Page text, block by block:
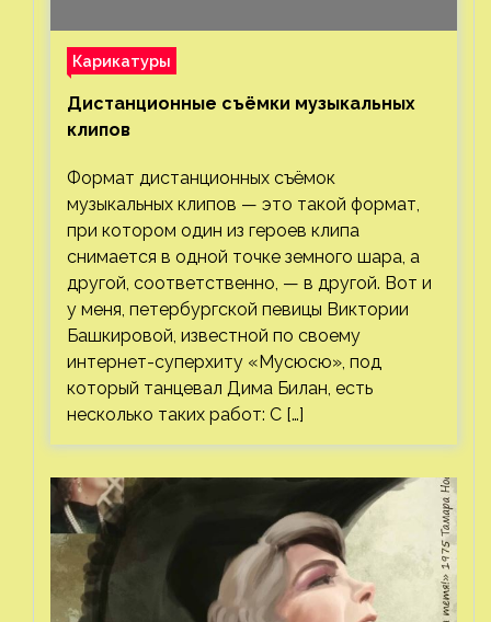
Карикатуры
Дистанционные съёмки музыкальных
клипов⁠⁠
Формат дистанционных съёмок
музыкальных клипов — это такой формат,
при котором один из героев клипа
снимается в одной точке земного шара, а
другой, соответственно, — в другой. Вот и
у меня, петербургской певицы Виктории
Башкировой, известной по своему
интернет-суперхиту «Мусюсю», под
который танцевал Дима Билан, есть
несколько таких работ: С […]